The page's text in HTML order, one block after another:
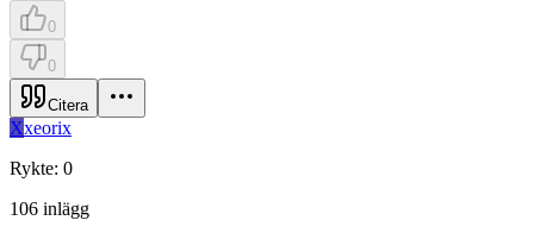
0
0
Citera
Xxeorix
Rykte: 0
106 inlägg